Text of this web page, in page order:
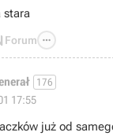
stara
Forum 
176
17:55
już od